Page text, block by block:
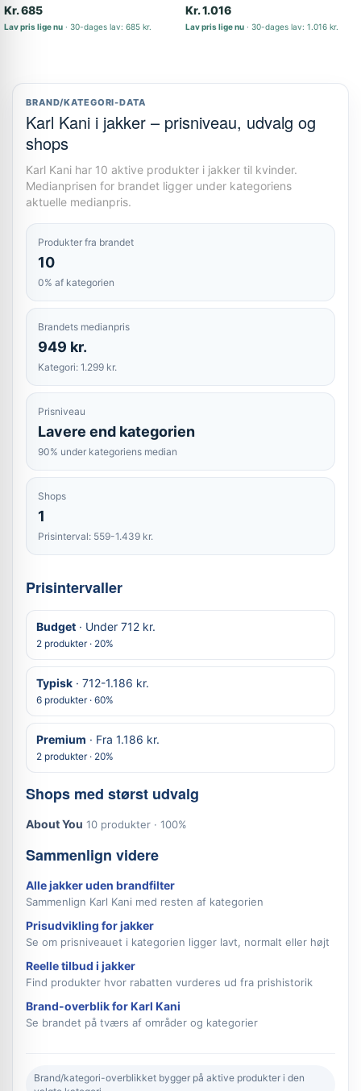
Kr. 685
Lav pris lige nu 30-dages lav: 685 kr.
Kr. 1.016
Lav pris lige nu 30-dages lav: 1.016 kr.
BRAND/KATEGORI-DATA
Karl Kani i jakker – prisniveau, udvalg og
shops
Karl Kani har 10 aktive produkter i jakker til kvinder.
Medianprisen for brandet ligger under kategoriens
aktuelle medianpris.
Produkter fra brandet
10
0% af kategorien
Brandets medianpris
949 kr.
Kategori: 1.299 kr.
Prisniveau
Lavere end kategorien
90% under kategoriens median
Shops
1
Prisinterval: 559-1.439 kr.
Prisintervaller
Budget · Under 712 kr.
2 produkter · 20%
Typisk · 712-1.186 kr.
6 produkter · 60%
Premium · Fra 1.186 kr.
2 produkter · 20%
Shops med størst udvalg
About You 10 produkter · 100%
Sammenlign videre
Alle jakker uden brandfilter
Sammenlign Karl Kani med resten af kategorien
Prisudvikling for jakker
Se om prisniveauet i kategorien ligger lavt, normalt eller højt
Reelle tilbud i jakker
Find produkter hvor rabatten vurderes ud fra prishistorik
Brand-overblik for Karl Kani
Se brandet på tværs af områder og kategorier
Brand/kategori-overblikket bygger på aktive produkter i den